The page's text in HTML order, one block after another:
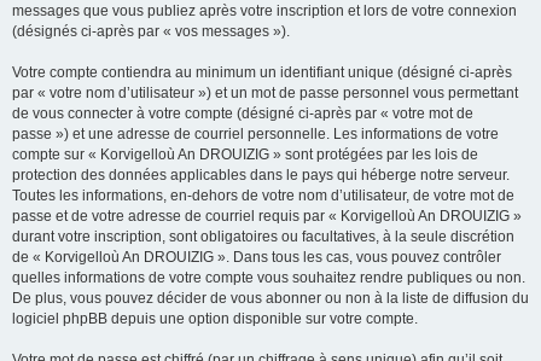
messages que vous publiez après votre inscription et lors de votre connexion
(désignés ci-après par « vos messages »).
Votre compte contiendra au minimum un identifiant unique (désigné ci-après
par « votre nom d’utilisateur ») et un mot de passe personnel vous permettant
de vous connecter à votre compte (désigné ci-après par « votre mot de
passe ») et une adresse de courriel personnelle. Les informations de votre
compte sur « Korvigelloù An DROUIZIG » sont protégées par les lois de
protection des données applicables dans le pays qui héberge notre serveur.
Toutes les informations, en-dehors de votre nom d’utilisateur, de votre mot de
passe et de votre adresse de courriel requis par « Korvigelloù An DROUIZIG »
durant votre inscription, sont obligatoires ou facultatives, à la seule discrétion
de « Korvigelloù An DROUIZIG ». Dans tous les cas, vous pouvez contrôler
quelles informations de votre compte vous souhaitez rendre publiques ou non.
De plus, vous pouvez décider de vous abonner ou non à la liste de diffusion du
logiciel phpBB depuis une option disponible sur votre compte.